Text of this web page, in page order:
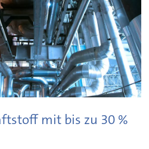
mit bis zu 30 %